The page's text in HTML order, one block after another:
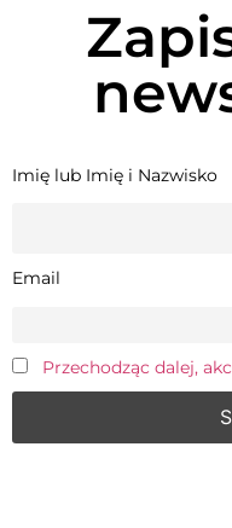
Imię lub Imię i Nazwisko
Email
Przechodząc dalej,